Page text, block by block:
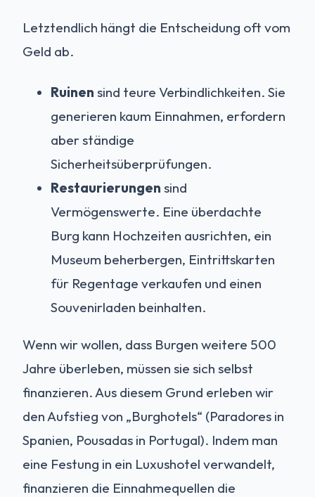
Letztendlich hängt die Entscheidung oft vom
Geld ab.
Ruinen sind teure Verbindlichkeiten. Sie
generieren kaum Einnahmen, erfordern
aber ständige
Sicherheitsüberprüfungen.
Restaurierungen sind
Vermögenswerte. Eine überdachte
Burg kann Hochzeiten ausrichten, ein
Museum beherbergen, Eintrittskarten
für Regentage verkaufen und einen
Souvenirladen beinhalten.
Wenn wir wollen, dass Burgen weitere 500
Jahre überleben, müssen sie sich selbst
finanzieren. Aus diesem Grund erleben wir
den Aufstieg von „Burghotels“ (Paradores in
Spanien, Pousadas in Portugal). Indem man
eine Festung in ein Luxushotel verwandelt,
finanzieren die Einnahmequellen die